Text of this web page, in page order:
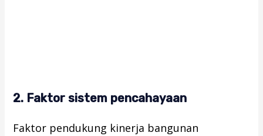
2. Faktor sistem pencahayaan
Faktor pendukung kinerja bangunan